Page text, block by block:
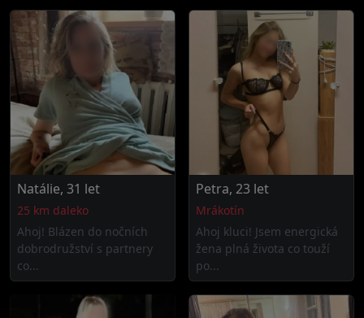
Natálie, 31 let
25 km daleko
Ahoj! Blázen do nočních
dobrodružství s partnery
co...
Petra, 23 let
Mrákotín
Ahoj kluci! Jsem energická
žena plná života co touží
po...